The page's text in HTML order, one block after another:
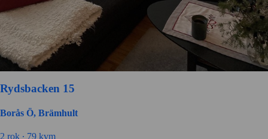
Rydsbacken 15
Borås Ö, Brämhult
2 rok ∙ 79 kvm